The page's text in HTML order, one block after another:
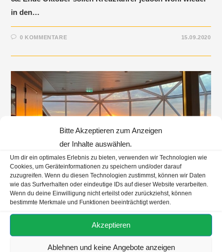
Bitte Akzeptieren zum Anzeigen
der Inhalte auswählen.
Um dir ein optimales Erlebnis zu bieten, verwenden wir Technologien wie
Cookies, um Geräteinformationen zu speichern und/oder darauf
zuzugreifen. Wenn du diesen Technologien zustimmst, können wir Daten
wie das Surfverhalten oder eindeutige IDs auf dieser Website verarbeiten.
Wenn du deine Einwilligung nicht erteilst oder zurückziehst, können
bestimmte Merkmale und Funktionen beeinträchtigt werden.
Akzeptieren
Ablehnen und keine Angebote anzeigen
in den…
0 KOMMENTARE 15.09.2020
CORONA/MEIN SCHIFF
Kreuzfahrt mal anders! – Ein
Reisebericht